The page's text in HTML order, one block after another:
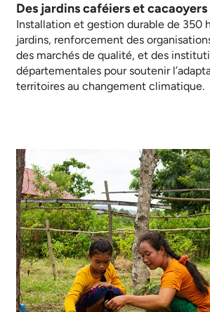
Des jardins caféiers et cacaoyers
Installation et gestion durable de 350
jardins, renforcement des
des marchés de qualité, et des
départementales pour soutenir
territoires au changement climatique.